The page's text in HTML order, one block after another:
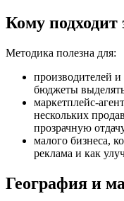
Кому подходит
Методика полезна для:
производителей
бюджеты
маркетплейс-
нескольких
прозрачную
малого бизнеса,
реклама и как
География и